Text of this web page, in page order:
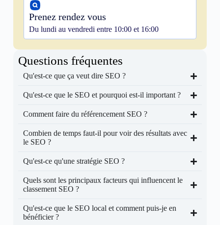
Prenez rendez vous
Du lundi au vendredi entre 10:00 et 16:00
Questions fréquentes
Qu'est-ce que ça veut dire SEO ?
Qu'est-ce que le SEO et pourquoi est-il important ?
Comment faire du référencement SEO ?
Combien de temps faut-il pour voir des résultats avec
le SEO ?
Qu'est-ce qu'une stratégie SEO ?
Quels sont les principaux facteurs qui influencent le
classement SEO ?
Qu'est-ce que le SEO local et comment puis-je en
bénéficier ?